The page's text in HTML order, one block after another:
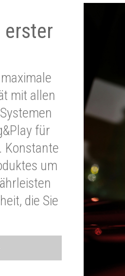
erster
mit allen
für
Konstante
um
die Sie